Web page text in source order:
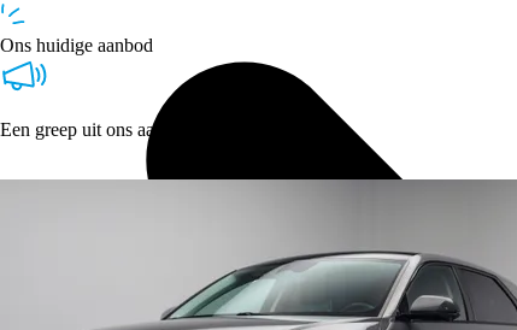
Ons huidige aanbod
Een greep uit ons aanbod